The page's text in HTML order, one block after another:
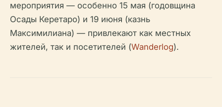
мероприятия — особенно 15 мая (годовщина
Осады Керетаро) и 19 июня (казнь
Максимилиана) — привлекают как местных
жителей, так и посетителей (Wanderlog).